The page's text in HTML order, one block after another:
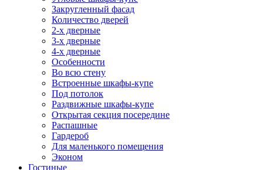
Закругленный фасад
Количество дверей
2-х дверные
3-х дверные
4-х дверные
Особенности
Во всю стену
Встроенные шкафы-купе
Под потолок
Раздвижные шкафы-купе
Открытая секция посередине
Распашные
Гардероб
Для маленького помещения
Эконом
Гостиные